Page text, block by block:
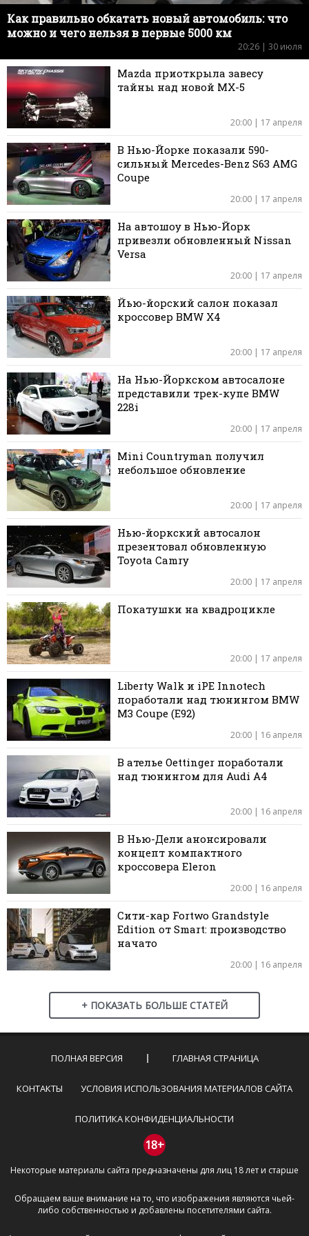
Как правильно обкатать новый автомобиль: что
можно и чего нельзя в первые 5000 км
20:26 | 30 июля
Mazda приоткрыла завесу
тайны над новой MX-5
20:00 | 17 апреля
В Нью-Йорке показали 590-
сильный Mercedes-Benz S63 AMG
Coupe
20:00 | 17 апреля
На автошоу в Нью-Йорк
привезли обновленный Nissan
Versa
20:00 | 17 апреля
Йью-йорский салон показал
кроссовер BMW X4
20:00 | 17 апреля
На Нью-Йоркском автосалоне
представили трек-купе BMW
228i
20:00 | 17 апреля
Mini Countryman получил
небольшое обновление
20:00 | 17 апреля
Нью-йоркский автосалон
презентовал обновленную
Toyota Camry
20:00 | 17 апреля
Покатушки на квадроцикле
20:00 | 17 апреля
Liberty Walk и iPE Innotech
поработали над тюнингом BMW
M3 Coupe (E92)
20:00 | 16 апреля
В ателье Oettinger поработали
над тюнингом для Audi A4
20:00 | 16 апреля
В Нью-Дели анонсировали
концепт компактного
кроссовера Eleron
20:00 | 16 апреля
Сити-кар Fortwo Grandstyle
Edition от Smart: производство
начато
20:00 | 16 апреля
+ ПОКАЗАТЬ БОЛЬШЕ СТАТЕЙ
ПОЛНАЯ ВЕРСИЯ ГЛАВНАЯ СТРАНИЦА
КОНТАКТЫ УСЛОВИЯ ИСПОЛЬЗОВАНИЯ МАТЕРИАЛОВ САЙТА
ПОЛИТИКА КОНФИДЕНЦИАЛЬНОСТИ
18+
Некоторые материалы сайта предназначены для лиц 18 лет и старше
Обращаем ваше внимание на то, что изображения являются чьей-
либо собственностью и добавлены посетителями сайта.